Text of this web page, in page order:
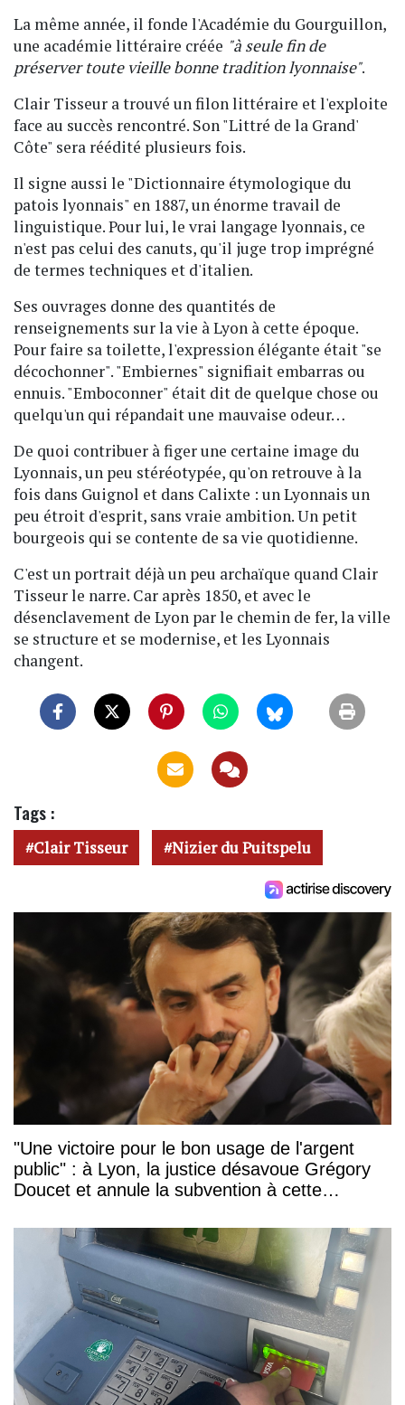
La même année, il fonde l'Académie du Gourguillon,
une académie littéraire créée "à seule fin de
préserver toute vieille bonne tradition lyonnaise".
Clair Tisseur a trouvé un filon littéraire et l'exploite
face au succès rencontré. Son "Littré de la Grand'
Côte" sera réédité plusieurs fois.
Il signe aussi le "Dictionnaire étymologique du
patois lyonnais" en 1887, un énorme travail de
linguistique. Pour lui, le vrai langage lyonnais, ce
n'est pas celui des canuts, qu'il juge trop imprégné
de termes techniques et d'italien.
Ses ouvrages donne des quantités de
renseignements sur la vie à Lyon à cette époque.
Pour faire sa toilette, l'expression élégante était "se
décochonner". "Embiernes" signifiait embarras ou
ennuis. "Emboconner" était dit de quelque chose ou
quelqu'un qui répandait une mauvaise odeur…
De quoi contribuer à figer une certaine image du
Lyonnais, un peu stéréotypée, qu'on retrouve à la
fois dans Guignol et dans Calixte : un Lyonnais un
peu étroit d'esprit, sans vraie ambition. Un petit
bourgeois qui se contente de sa vie quotidienne.
C'est un portrait déjà un peu archaïque quand Clair
Tisseur le narre. Car après 1850, et avec le
désenclavement de Lyon par le chemin de fer, la ville
se structure et se modernise, et les Lyonnais
changent.
Tags :
Clair Tisseur Nizier du Puitspelu
"Une victoire pour le bon usage de l'argent
public" : à Lyon, la justice désavoue Grégory
Doucet et annule la subvention à cette